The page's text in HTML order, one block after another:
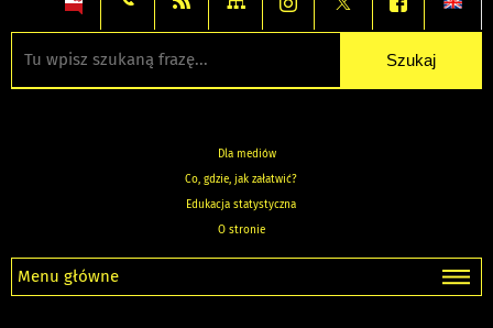
Dla mediów
Co, gdzie, jak załatwić?
Edukacja statystyczna
O stronie
Menu główne